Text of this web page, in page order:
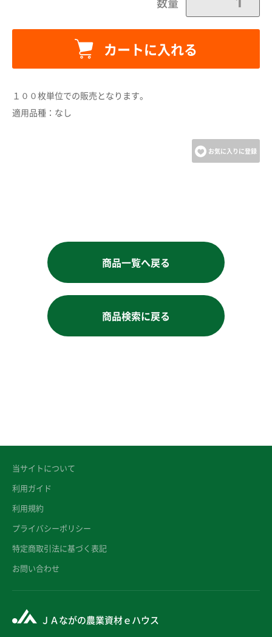
カートに入れる
カートに追加しました。
カートへ進む
１００枚単位での販売となります。
適用品種：なし
お気に入りに登録
商品一覧へ戻る
商品検索に戻る
当サイトについて
利用ガイド
利用規約
プライバシーポリシー
特定商取引法に基づく表記
お問い合わせ
ＪＡながの農業資材ｅハウス